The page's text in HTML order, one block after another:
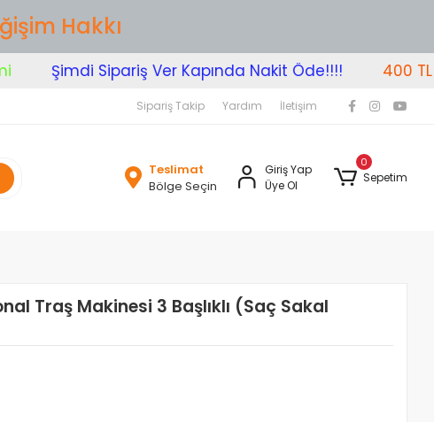
Hakkı
Şimdi Sipariş Ver Kapında Nakit Öde!!!! 400 TL
Sipariş Takip Yardım İletişim
Teslimat
Bölge Seçin
Giriş Yap
Üye Ol
0
Sepetim
Traş Makinesi 3 Başlıklı (Saç Sakal